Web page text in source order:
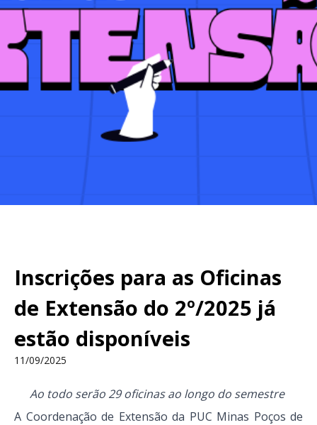
Inscrições para as Oficinas
de Extensão do 2º/2025 já
estão disponíveis
11/09/2025
Ao todo serão 29 oficinas ao longo do semestre
A Coordenação de Extensão da PUC Minas Poços de